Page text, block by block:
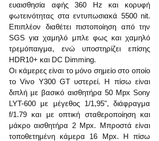
ευαισθησία αφής 360 Hz και κορυφή
φωτεινότητας στα εντυπωσιακά 5500 nit.
Επιπλέον διαθέτει πιστοποίηση από την
SGS για χαμηλό μπλε φως και χαμηλό
τρεμόπαιγμα, ενώ υποστηρίζει επίσης
HDR10+ και DC Dimming.
Οι κάμερες είναι το μόνο σημείο στο οποίο
το Vivo Y300 GT υστερεί. Η πίσω είναι
διπλή με βασικό αισθητήρα 50 Mpx Sony
LYT-600 με μέγεθος 1/1,95", διάφραγμα
f/1.79 και με οπτική σταθεροποίηση και
μάκρο αισθητήρα 2 Mpx. Μπροστά είναι
τοποθετημένη κάμερα 16 Mpx. Η πίσω